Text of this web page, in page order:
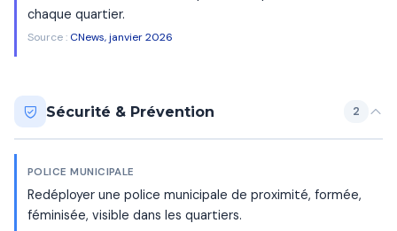
chaque quartier.
Source : CNews, janvier 2026
Sécurité & Prévention 2
POLICE MUNICIPALE
Redéployer une police municipale de proximité, formée,
féminisée, visible dans les quartiers.